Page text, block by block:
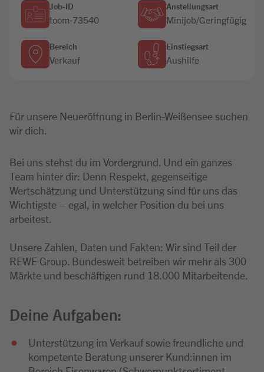
Job-ID
toom-73540
Anstellungsart
Minijob/Geringfügig
Bereich
Verkauf
Einstiegsart
Aushilfe
Für unsere Neueröffnung in Berlin-Weißensee suchen
wir dich.
Bei uns stehst du im Vordergrund. Und ein ganzes
Team hinter dir: Denn Respekt, gegenseitige
Wertschätzung und Unterstützung sind für uns das
Wichtigste – egal, in welcher Position du bei uns
arbeitest.
Unsere Zahlen, Daten und Fakten: Wir sind Teil der
REWE Group. Bundesweit betreiben wir mehr als 300
Märkte und beschäftigen rund 18.000 Mitarbeitende.
Deine Aufgaben:
Unterstützung im Verkauf sowie freundliche und
kompetente Beratung unserer Kund:innen im